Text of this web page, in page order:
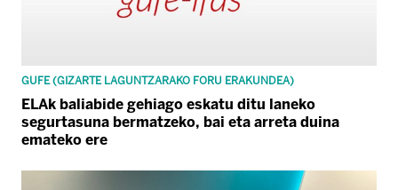
GUFE (GIZARTE LAGUNTZARAKO FORU ERAKUNDEA)
ELAk baliabide gehiago eskatu ditu laneko
segurtasuna bermatzeko, bai eta arreta duina
emateko ere